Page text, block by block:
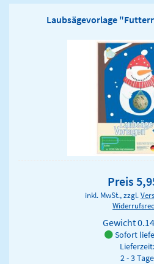
Laubsägevorlage
Preis
inkl. MwSt., zzgl.
Gewicht
Sofort
Lieferzeit:
2 - 3 Tage